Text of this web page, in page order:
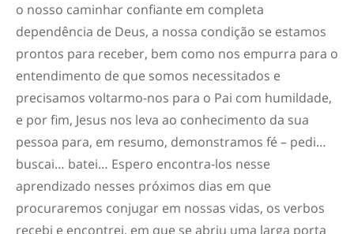
o nosso caminhar confiante em completa
dependência de Deus, a nossa condição se estamos
prontos para receber, bem como nos empurra para o
entendimento de que somos necessitados e
precisamos voltarmo-nos para o Pai com humildade,
e por fim, Jesus nos leva ao conhecimento da sua
pessoa para, em resumo, demonstramos fé – pedi…
buscai… batei… Espero encontra-los nesse
aprendizado nesses próximos dias em que
procuraremos conjugar em nossas vidas, os verbos
recebi e encontrei, em que se abriu uma larga porta